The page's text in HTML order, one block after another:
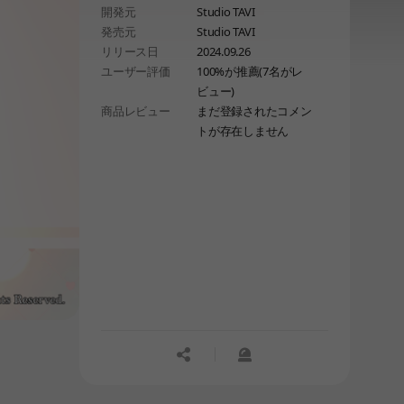
開発元
Studio TAVI
発売元
Studio TAVI
リリース日
2024.09.26
ユーザー評価
100%が推薦(7名がレ
ビュー)
商品レビュー
まだ登録されたコメン
トが存在しません
공유하기신고하기